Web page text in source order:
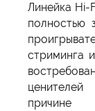
Линейка Hi-
полностью
стриминга
причине